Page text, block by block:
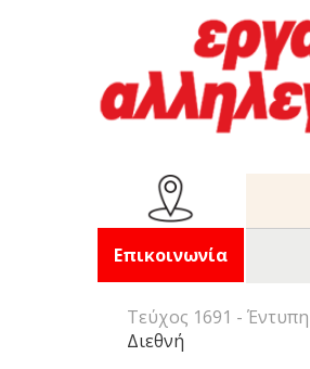
Επικοινωνία
Τεύχος 1691 - Έντυπη
Διεθνή